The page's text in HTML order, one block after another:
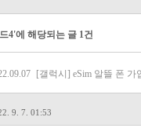
4'에 해당되는 글 1건
[갤럭시] eSim 알뜰 폰 가
9. 7. 01:53